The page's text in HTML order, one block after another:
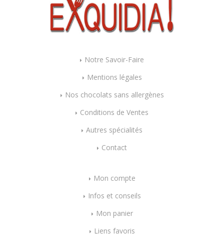
Notre Savoir-Faire
Mentions légales
Nos chocolats sans allergènes
Conditions de Ventes
Autres spécialités
Contact
Mon compte
Infos et conseils
Mon panier
Liens favoris